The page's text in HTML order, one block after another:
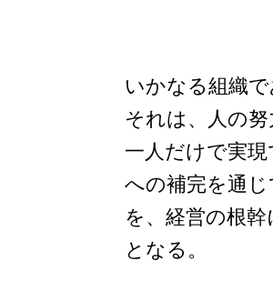
いかなる組織
それは、人の
一人だけで実
への補完を通じ
を、経営の根
となる。